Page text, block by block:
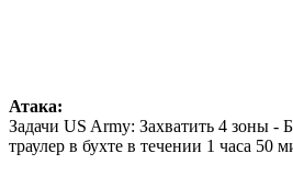
Атака:
Задачи US Army: Захватить 4 зоны -
траулер в бухте в течении 1 часа 50